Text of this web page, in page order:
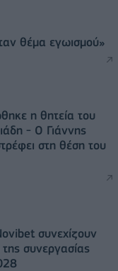
θέμα εγωισμού»
η θητεία του
- Ο Γιάννης
στη θέση του
συνεχίζουν
συνεργασίας